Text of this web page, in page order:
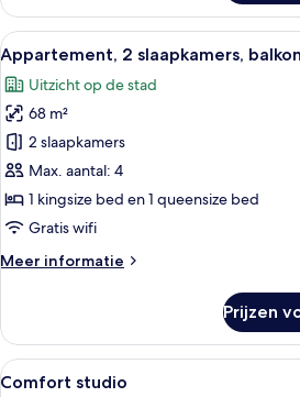
appartement
Alle
foto's
voor
Appartement,
2
slaapkamers,
balkon
laden
Een
10
Appartement, 2 slaapkamers, balkon
Uitzicht op de stad
68 m²
2 slaapkamers
Max. aantal: 4
1 kingsize bed en 1 queensize bed
Gratis wifi
Meer informatie
Meer
2
slaapkamers,
balkon
Prijzen
Alle
Een
9
Comfort studio